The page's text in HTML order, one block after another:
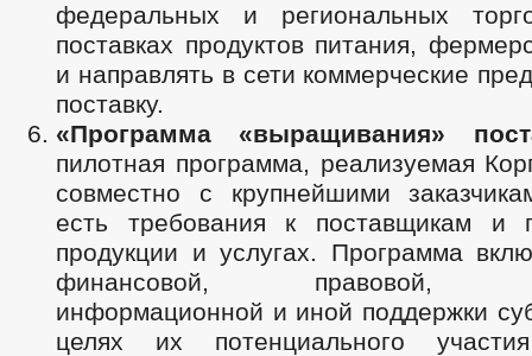
федеральных и региональных
поставках продуктов питания,
и направлять в сети коммерческие
поставку.
«Программа «выращивания»
пилотная программа, реализуемая
совместно с крупнейшими
есть требования к поставщикам и
продукции и услугах. Программа
финансовой, правовой,
информационной и иной поддержки
целях их потенциального